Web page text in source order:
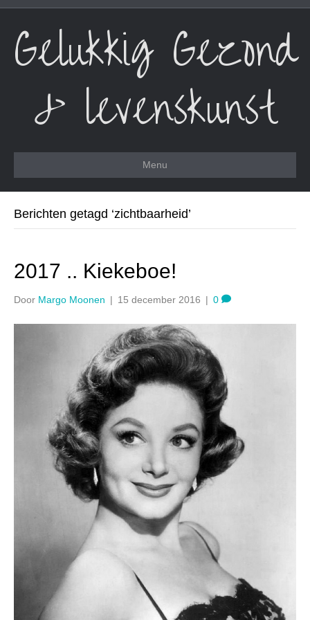
Gelukkig Gezond
& levenskunst
Menu
Berichten getagd ‘zichtbaarheid’
2017 .. Kiekeboe!
Door Margo Moonen | 15 december 2016 | 0